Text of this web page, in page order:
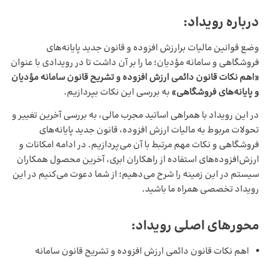
درباره رویداد:
وضع قوانین مالیات برارزش افزوده و قانون جدید پایانه‌های
فروشگاهی و سامانه مؤدیان؛ ما را بر آن داشت تا در رویدادی با عنوان
«اهم نکات قانون دائمی ارزش افزوده و تشریح قانون سامانه مؤدیان
و پایانه‌های فروشگاهی» به بررسی این نکات بپردازیم.
در این رویداد با همراهی اساتید مجرب مالی، به بررسی آخرین تغییر و
تحولات مربوط به مالیات ارزش افزوده، قانون جدید پایانه‌های
فروشگاهی و نکات مهم مرتبط با آن می‌پردازیم. در ادامه امکانات و
ارزش‌افزوده‌های استفاده از راهکاران ابری، آخرین محصول همکاران
سیستم در این زمینه را شرح می‌دهیم؛ از شما دعوت می‌کنیم در این
رویداد تخصصی همراه ما باشید.
محورهای اصلی رویداد:
اهم نکات قانون دائمی ارزش افزوده و تشریح قانون سامانه